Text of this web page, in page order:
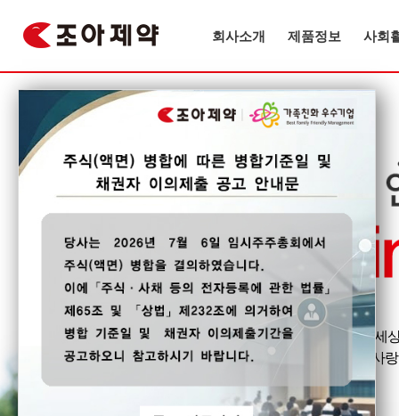
회사소개 제품정보 사회
우리아이들이 꿈꾸는 세
가족의 꿈, 웃음,